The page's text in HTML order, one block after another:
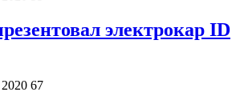
электрокар ID
67